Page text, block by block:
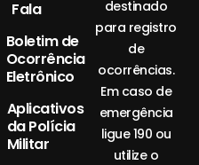
Fala
Boletim de
Ocorrência
Eletrônico
Aplicativos
da Polícia
Militar
destinado
para registro
de
ocorrências.
Em caso de
emergência
ligue 190 ou
utilize o